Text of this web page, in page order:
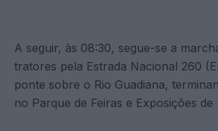
A seguir, às 08:30, segue-se a
tratores pela Estrada Nacional 260
ponte sobre o Rio Guadiana,
no Parque de Feiras e Exposições de